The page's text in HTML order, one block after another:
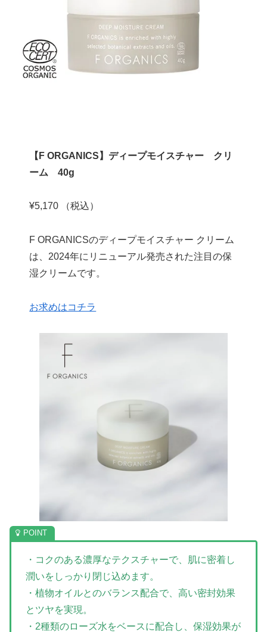
【F ORGANICS】ディープモイスチャー クリ
ーム 40g
¥5,170 （税込）
F ORGANICSのディープモイスチャー クリーム
は、2024年にリニューアル発売された注目の保
湿クリームです。
お求めはコチラ
・コクのある濃厚なテクスチャーで、肌に密着し
潤いをしっかり閉じ込めます。
・植物オイルとのバランス配合で、高い密封効果
とツヤを実現。
・2種類のローズ水をベースに配合し、保湿効果が